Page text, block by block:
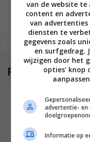
REAGEREN
Reacties(3)
JEFFREY
10
weet iemand of ik
een ps3 3D spellen
van de website te
content en
van
diensten te
gegevens zoals
en surfgedrag.
wijzigen door het
opties' knop
advertentie-
Informatie op